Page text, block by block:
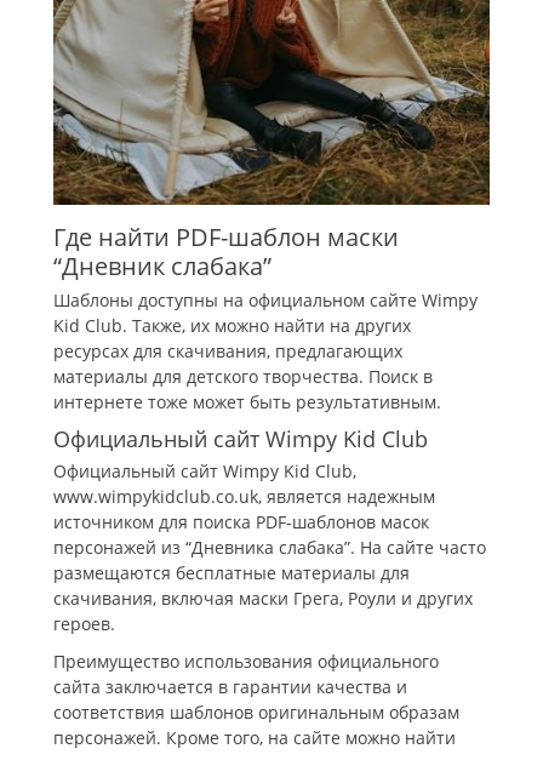
Где найти PDF-шаблон маски
“Дневник слабака”
Шаблоны доступны на официальном сайте Wimpy
Kid Club. Также, их можно найти на других
ресурсах для скачивания, предлагающих
материалы для детского творчества. Поиск в
интернете тоже может быть результативным.
Официальный сайт Wimpy Kid Club
Официальный сайт Wimpy Kid Club,
www.wimpykidclub.co.uk, является надежным
источником для поиска PDF-шаблонов масок
персонажей из “Дневника слабака”. На сайте часто
размещаются бесплатные материалы для
скачивания, включая маски Грега, Роули и других
героев.
Преимущество использования официального
сайта заключается в гарантии качества и
соответствия шаблонов оригинальным образам
персонажей. Кроме того, на сайте можно найти